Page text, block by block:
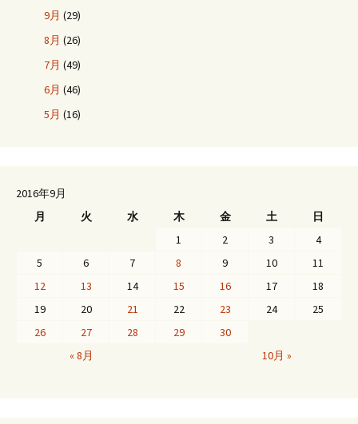
9月 (29)
8月 (26)
7月 (49)
6月 (46)
5月 (16)
2016年9月
月
火 水 木 金 土
日
1
2 3
4
5
6 7 8 9 10
11
12
13 14 15 16 17
18
19
20 21 22 23 24
25
26
27 28 29
30
« 8月
10月 »